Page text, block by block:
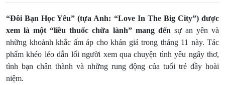
“Đôi Bạn Học Yêu” (tựa Anh: “Love In The Big City”) được
xem là một “liều thuốc chữa lành” mang đến sự an yên và
những khoảnh khắc ấm áp cho khán giả trong tháng 11 này. Tác
phẩm khéo léo dẫn lối người xem qua chuyện tình yêu ngây thơ,
tình bạn chân thành và những rung động của tuổi trẻ đầy hoài
niệm.